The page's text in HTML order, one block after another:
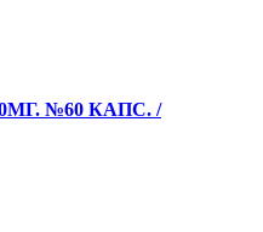
№60 КАПС. /